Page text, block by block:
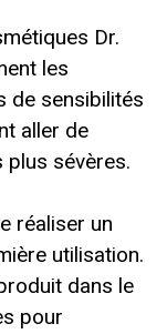
Dr.
les
de sensibilités
aller de
sévères.
réaliser un
utilisation.
dans le
pour